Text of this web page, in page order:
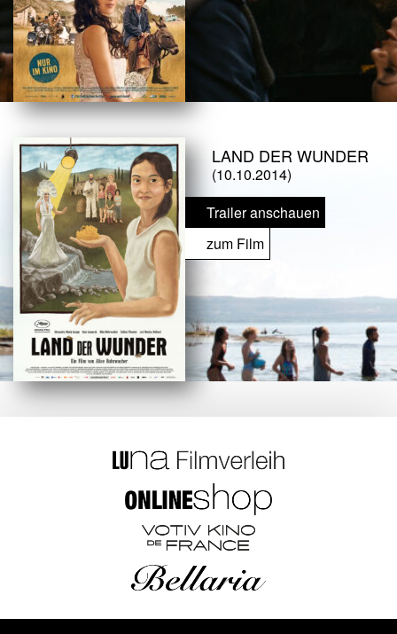
LAND DER WUNDER
(10.10.2014)
Trailer anschauen
zum Film